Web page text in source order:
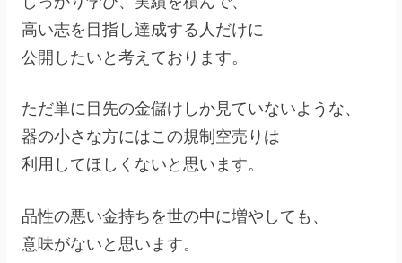
高い志を目指し達成する人だけに
公開したいと考えております。
ただ単に目先の金儲けしか見ていないような、
器の小さな方にはこの規制空売りは
利用してほしくないと思います。
品性の悪い金持ちを世の中に増やしても、
意味がないと思います。